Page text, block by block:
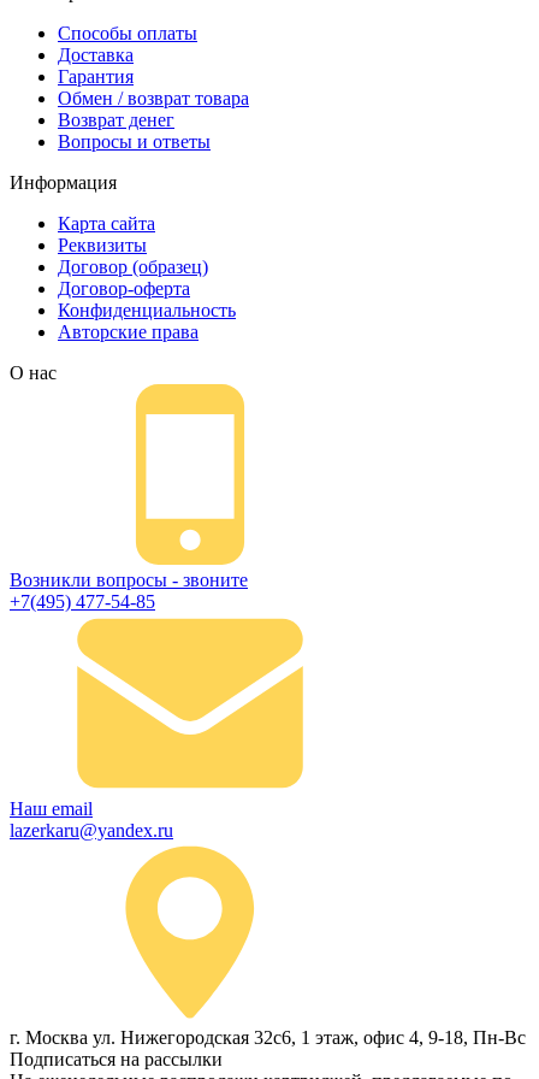
письмо с копией заказа. Это значит, что
заказ получен и мы позвоним вам так
быстро, как это возможно, чтобы оформить
доставку. Если вы не получили письмо с
копией заказа, пожалуйста, свяжитесь с
нами через сервис обратная связь, или
Способы оплаты
Доставка
Гарантия
Обмен / возврат товара
Возврат денег
Вопросы и ответы
Информация
Карта сайта
Реквизиты
Договор (образец)
Договор-оферта
Конфиденциальность
Авторские права
О нас
Возникли вопросы - звоните
+7(495) 477-54-85
Наш email
lazerkaru@yandex.ru
г. Москва ул. Нижегородская 32с6, 1 этаж, офис 4, 9-18, Пн-Вс
Подписаться на рассылки